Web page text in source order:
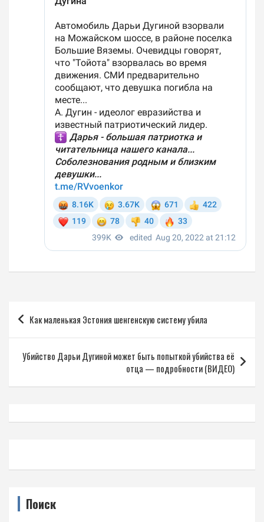
Навигация
по
записям
Как маленькая Эстония шенгенскую систему убила
Убийство Дарьи Дугиной может быть попыткой убийства её
отца — подробности (ВИДЕО)
Поиск